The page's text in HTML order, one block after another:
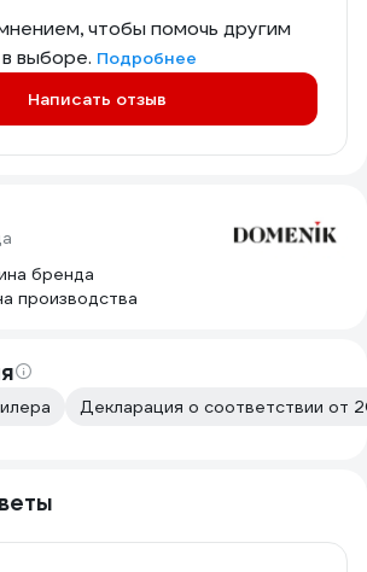
чтобы помочь другим
выборе. Подробнее
Написать отзыв
бренда
производства
Декларация о соответствии от